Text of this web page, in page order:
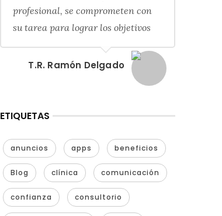
profesional, se comprometen con
su tarea para lograr los objetivos
T.R. Ramón Delgado
ETIQUETAS
anuncios apps beneficios
Blog clínica comunicación
confianza consultorio